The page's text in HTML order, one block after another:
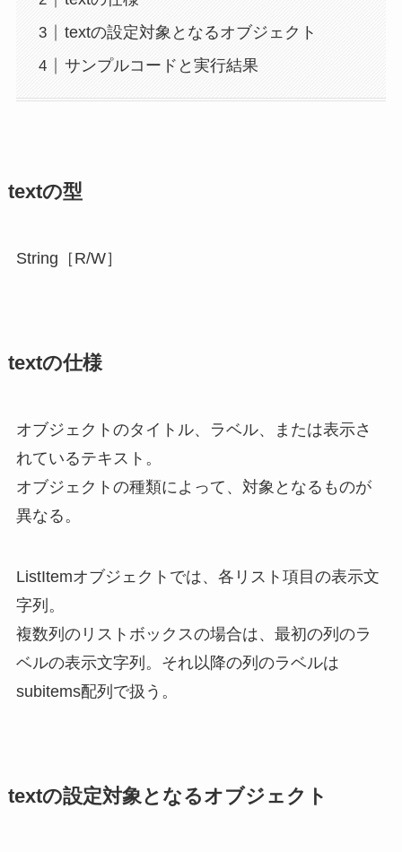
textの設定対象となるオブジェクト
サンプルコードと実行結果
textの型
String［R/W］
textの仕様
オブジェクトのタイトル、ラベル、または表示さ
れているテキスト。
オブジェクトの種類によって、対象となるものが
異なる。
ListItemオブジェクトでは、各リスト項目の表示文
字列。
複数列のリストボックスの場合は、最初の列のラ
ベルの表示文字列。それ以降の列のラベルは
subitems配列で扱う。
textの設定対象となるオブジェクト